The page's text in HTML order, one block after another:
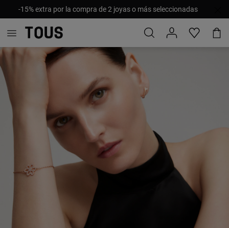
-15% extra por la compra de 2 joyas o más seleccionadas